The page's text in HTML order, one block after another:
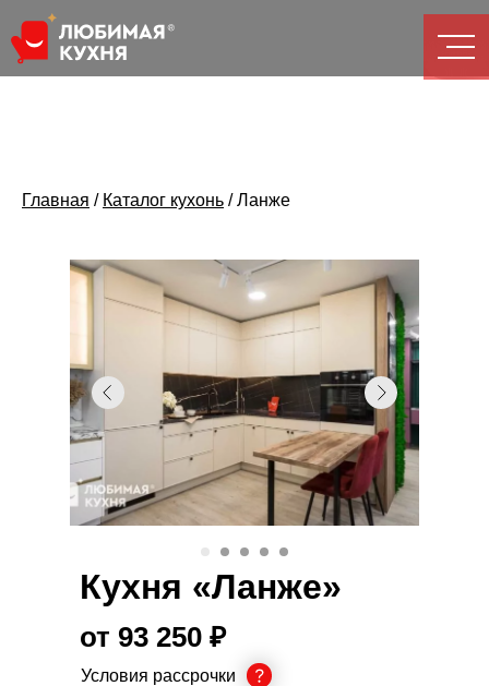
Главная / Каталог кухонь /Ланже
Кухня «Ланже»
от 93 250 ₽
Условия рассрочки